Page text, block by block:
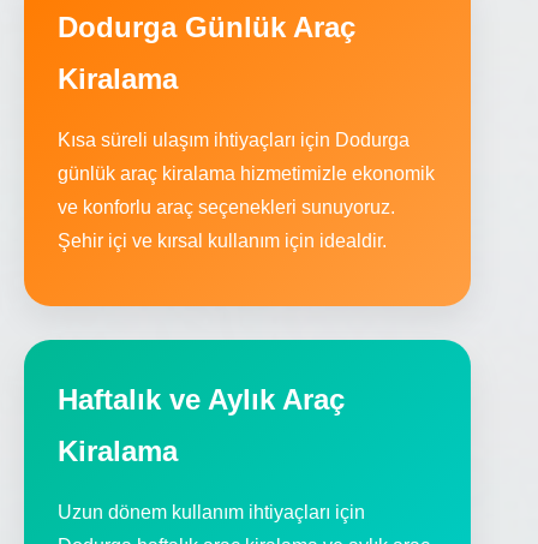
Dodurga Günlük Araç
Kiralama
Kısa süreli ulaşım ihtiyaçları için Dodurga
günlük araç kiralama hizmetimizle ekonomik
ve konforlu araç seçenekleri sunuyoruz.
Şehir içi ve kırsal kullanım için idealdir.
Haftalık ve Aylık Araç
Kiralama
Uzun dönem kullanım ihtiyaçları için